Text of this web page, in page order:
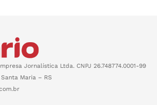
Jornalística Ltda. CNPJ 26.748774.0001-99
Maria – RS